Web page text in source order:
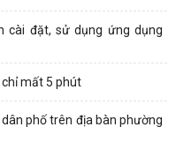
cài đặt, sử dụng ứng dụng
chỉ mất 5 phút
phố trên địa bàn phường